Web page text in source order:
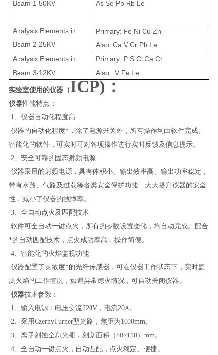
Beam 1-50KV As Se Pb Rb Le
Analysis Elements in
Beam 2-25KV
Primary: Fe Ni Cu Zn
Also: Ca V Cr Pb Le
Analysis Elements in
Beam 3-12KV
Primary: P S Cl Ca Cr
Also : V Fe Le
实验室使用的仪器（ICP)：
仪器性能特点：
1、 仪器自动化程度高
仪器的自动化程度*，除了电源开关外，所有操作均由软件完成。
智能化的软件，可实时可对各项操作进行实时反馈及信息提示。
2、 安全可靠的固态射频电源
仪器采用的射频电源，具有体积小、输出效率高、输出功率稳定，
带有水路、气路及过载等各类安全保护功能，大大提升仪器的安全
性，减小了仪器的故障率。
3、全自动点火及匹配技术
软件可全自动一键点火，所有的参数设置变化，均自动完成。配合
*的自动匹配技术，点火成功率高，操作简便。
4、智能化的火焰监视功能
仪器配置了灵敏度*的光纤传感器，可在仪器工作状态下，实时监
测火焰的工作情况，如遇异常熄火情况，可自动关闭仪器。
仪器技术参数：
1、输入电源：电压交流220V，电流20A。
2、 采用CzernyTurner型光路，焦距为1000mm。
3、离子刻蚀全息光栅，刻划面积（80×110）mm。
4、 全自动一键点火，自动匹配，点火稳定、便捷。